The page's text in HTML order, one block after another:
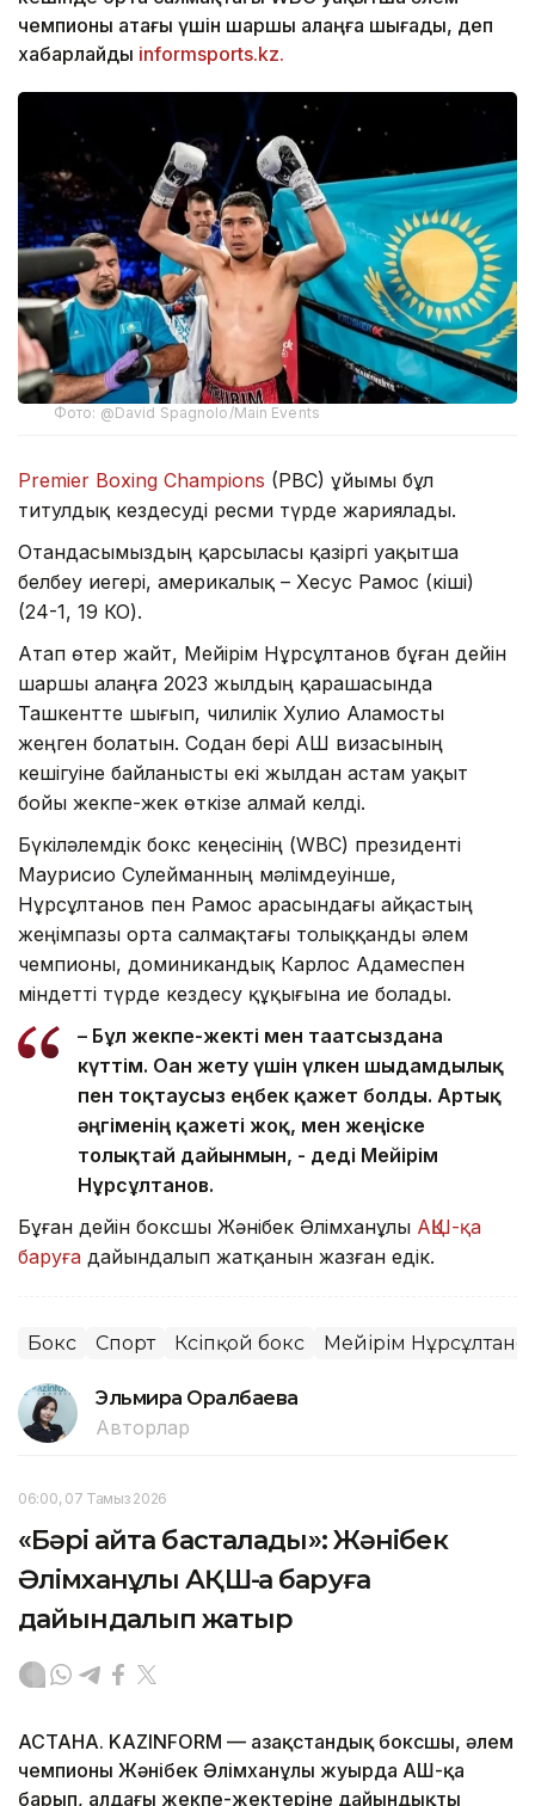
чемпионы атағы үшін шаршы алаңға шығады, деп
хабарлайды informsports.kz.
Фото: @David Spagnolo/Main Events
Premier Boxing Champions (PBC) ұйымы бұл
титулдық кездесуді ресми түрде жариялады.
Отандасымыздың қарсыласы қазіргі уақытша
белбеу иегері, америкалық – Хесус Рамос (кіші)
(24-1, 19 КО).
Атап өтер жайт, Мейірім Нұрсұлтанов бұған дейін
шаршы алаңға 2023 жылдың қарашасында
Ташкентте шығып, чилилік Хулио Аламосты
жеңген болатын. Содан бері АҚШ визасының
кешігуіне байланысты екі жылдан астам уақыт
бойы жекпе-жек өткізе алмай келді.
Бүкіләлемдік бокс кеңесінің (WBC) президенті
Маурисио Сулейманның мәлімдеуінше,
Нұрсұлтанов пен Рамос арасындағы айқастың
жеңімпазы орта салмақтағы толыққанды әлем
чемпионы, доминикандық Карлос Адамеспен
міндетті түрде кездесу құқығына ие болады.
– Бұл жекпе-жекті мен тағатсыздана
күттім. Оған жету үшін үлкен шыдамдылық
пен тоқтаусыз еңбек қажет болды. Артық
әңгіменің қажеті жоқ, мен жеңіске
толықтай дайынмын, - деді Мейірім
Нұрсұлтанов.
Бұған дейін боксшы Жәнібек Әлімханұлы АҚШ-қа
баруға дайындалып жатқанын жазған едік.
Бокс Спорт Кәсіпқой бокс Мейірім
Эльмира Оралбаева
Авторлар
06:00, 07 Тамыз 2026
«Бәрі қайта басталады»: Жәнібек
Әлімханұлы АҚШ-қа баруға
дайындалып жатыр
АСТАНА. KAZINFORM — Қазақстандық боксшы, әлем
чемпионы Жәнібек Әлімханұлы жуырда АҚШ-қа
барып, алдағы жекпе-жектеріне дайындықты